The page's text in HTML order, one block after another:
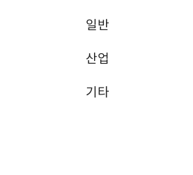
일반
산업
기타